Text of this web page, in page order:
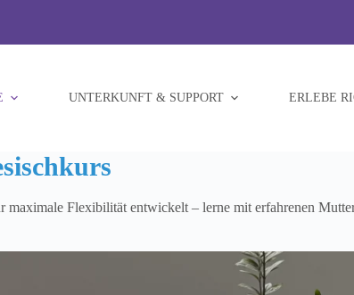
UNTERKUNFT & SUPPORT ERLEBE
Flexibilität entwickelt – lerne mit erfahrenen